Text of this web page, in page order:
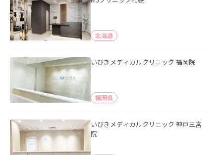
北海道
いびきメディカルクリニック 福岡院
福岡県
いびきメディカルクリニック 神戸三宮
院